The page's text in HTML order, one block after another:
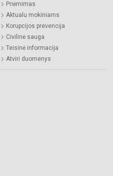
Priėmimas
Aktualu mokiniams
Korupcijos prevencija
Civilinė sauga
Teisinė informacija
Atviri duomenys